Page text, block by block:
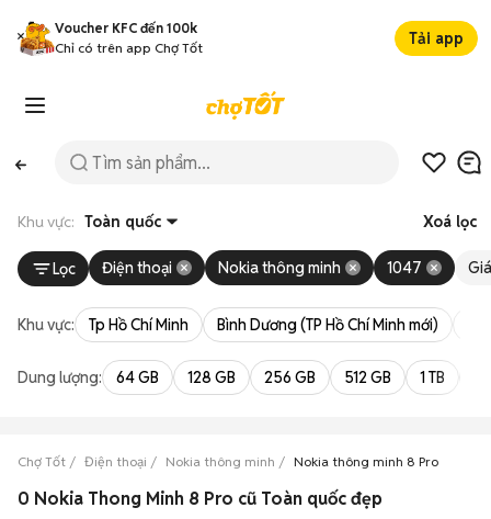
Voucher KFC đến 100k
Chỉ có trên app Chợ Tốt
Tải app
Khu vực: Toàn quốc Xoá lọc
Lọc Điện thoại Nokia thông minh 1047 Giá
Khu vực: Tp Hồ Chí Minh Bình Dương (TP Hồ Chí Minh mới)
Dung lượng: 64 GB 128 GB 256 GB 512 GB 1 TB
Chợ Tốt Điện thoại Nokia thông minh Nokia thông minh 8 Pro
0 Nokia Thong Minh 8 Pro cũ Toàn quốc đẹp